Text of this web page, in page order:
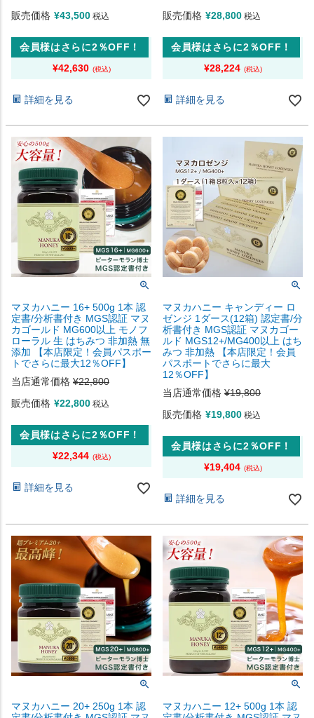
販売価格 ¥43,500 税込
会員様はさらに2％OFF！
¥42,630
詳細を見る
販売価格 ¥28,800 税込
会員様はさらに2％OFF！
¥28,224
詳細を見る
マヌカハニー 16+ 500g 1本 認
定書/分析書付き MGS認証 マヌ
カゴールド MG600以上 モノフ
ローラル 生 はちみつ 非加熱 無
添加 【本店限定！会員パスポー
トでさらに最大12％OFF】
当店通常価格 ¥22,800
販売価格 ¥22,800 税込
会員様はさらに2％OFF！
¥22,344
詳細を見る
マヌカハニー キャンディー ロ
ゼンジ 1ダース(12箱) 認定書/分
析書付き MGS認証 マヌカゴー
ルド MGS12+/MG400以上 はち
みつ 非加熱 【本店限定！会員
パスポートでさらに最大
12％OFF】
当店通常価格 ¥19,800
販売価格 ¥19,800 税込
会員様はさらに2％OFF！
¥19,404
詳細を見る
マヌカハニー 20+ 250g 1本 認
マヌカハニー 12+ 500g 1本 認